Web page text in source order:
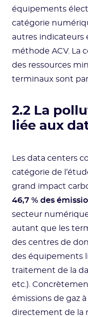
équipements
catégorie
autres indicateurs
méthode ACV. La
des ressources
terminaux sont
2.2 La
liée aux
Les data centers
catégorie de
grand impact
46,7 % des
secteur
autant que les
des centres de
des équipements
traitement de la
etc.).
émissions de gaz
directement de la